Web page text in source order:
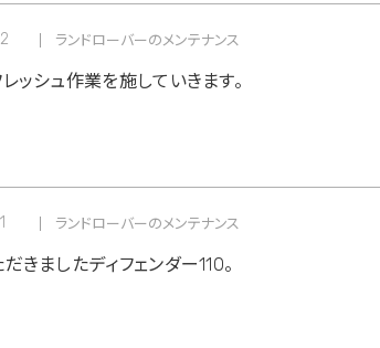
ランドローバーのメンテナンス
ッシュ作業を施していきます。
ランドローバーのメンテナンス
きましたディフェンダー110。